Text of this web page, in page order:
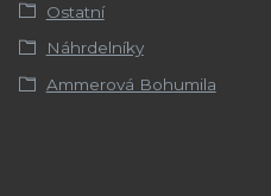
Ostatní
Náhrdelníky
Ammerová Bohumila